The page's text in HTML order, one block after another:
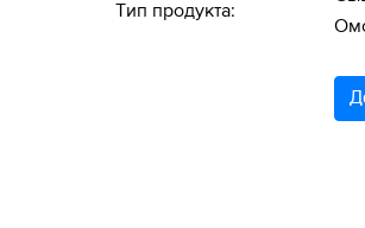
Тип продукта: